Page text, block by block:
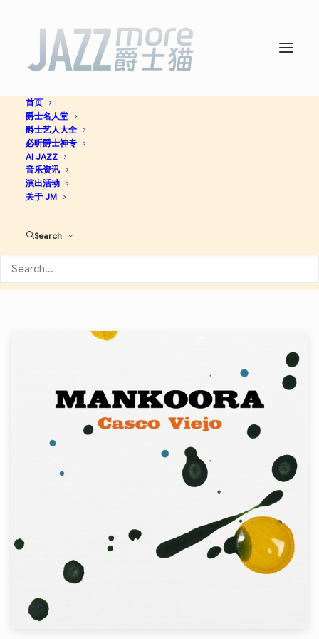
首页
爵士名人堂
爵士艺人大全
必听爵士神专
AI JAZZ
音乐资讯
演出活动
关于 JM
Search
Casco Viejo – Single -
Renegades Of Jazz